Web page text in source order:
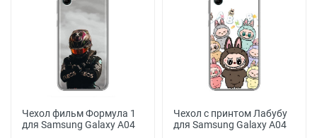
Чехол фильм Формула 1
для Samsung Galaxy A04
Чехол с принтом Лабубу
для Samsung Galaxy A04